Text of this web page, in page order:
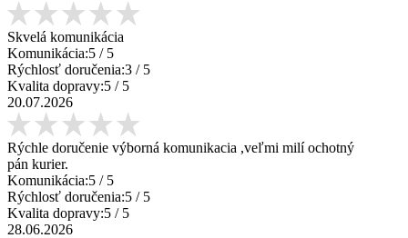
Skvelá komunikácia
Komunikácia:5 / 5
Rýchlosť doručenia:3 / 5
Kvalita dopravy:5 / 5
20.07.2026
Rýchle doručenie výborná komunikacia ,veľmi milí ochotný
pán kurier.
Komunikácia:5 / 5
Rýchlosť doručenia:5 / 5
Kvalita dopravy:5 / 5
28.06.2026